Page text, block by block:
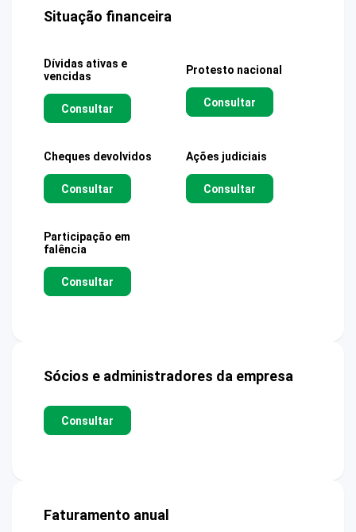
Situação financeira
Dívidas ativas e
vencidas
Consultar
Protesto nacional
Consultar
Cheques devolvidos
Consultar
Ações judiciais
Consultar
Participação em
falência
Consultar
Sócios e administradores da empresa
Consultar
Faturamento anual